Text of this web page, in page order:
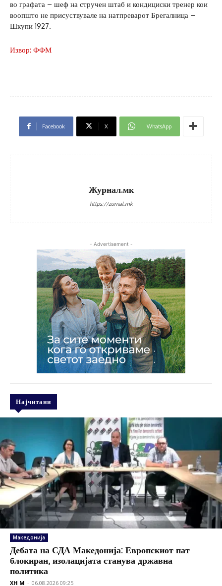
во графата – шеф на стручен штаб и кондициски тренер кои
воопшто не присуствувале на натпреварот Брегалница –
Шкупи 1927.
Извор: ФФМ
Facebook X WhatsApp
Журнал.мк
https://zurnal.mk
- Advertisement -
Најчитани
Македонија
Дебата на СДА Македонија: Европскиот пат
блокиран, изолацијата станува државна
политика
XH M - 06.08.2026 09:25